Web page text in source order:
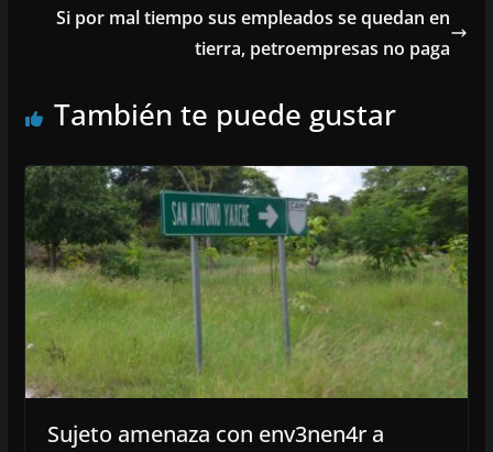
Si por mal tiempo sus empleados se quedan en
tierra, petroempresas no paga
También te puede gustar
Sujeto amenaza con env3nen4r a